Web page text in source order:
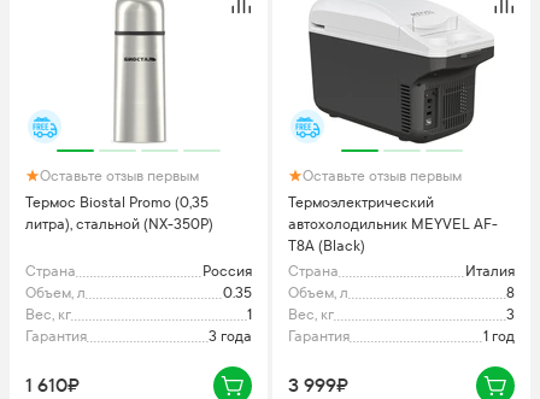
Оставьте отзыв первым
Термос Biostal Promo (0,35
литра), стальной (NX-350P)
Страна
Россия
Объем, л
0.35
Вес, кг
1
Гарантия
3 года
1 610₽
Оставьте отзыв первым
Термоэлектрический
автохолодильник MEYVEL AF-
T8A (Black)
Страна
Италия
Объем, л
8
Вес, кг
3
Гарантия
1 год
3 999₽